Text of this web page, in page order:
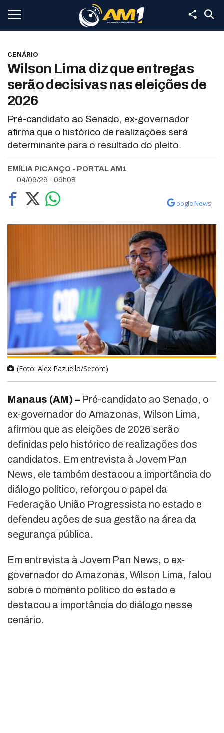
CENÁRIO
Wilson Lima diz que entregas
serão decisivas nas eleições de
2026
Pré-candidato ao Senado, ex-governador
afirma que o histórico de realizações será
determinante para o resultado do pleito.
EMÍLIA PICANÇO - PORTAL AM1
04/06/26 - 09h08
oogle News
(Foto: Alex Pazuello/Secom)
Manaus (AM) – Pré-candidato ao Senado, o
ex-governador do Amazonas, Wilson Lima,
afirmou que as eleições de 2026 serão
definidas pelo histórico de realizações dos
candidatos. Em entrevista à Jovem Pan
News, ele também destacou a importância do
diálogo político, reforçou o papel da
Federação União Progressista no estado e
defendeu ações de sua gestão na área da
segurança pública.
Em entrevista à Jovem Pan News, o ex-
governador do Amazonas, Wilson Lima, falou
sobre o momento político do estado e
destacou a importância do diálogo nesse
cenário.